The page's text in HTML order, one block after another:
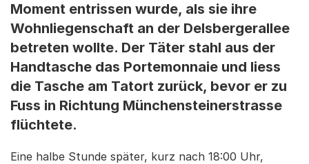
Moment entrissen wurde, als sie ihre
Wohnliegenschaft an der Delsbergerallee
betreten wollte. Der Täter stahl aus der
Handtasche das Portemonnaie und liess
die Tasche am Tatort zurück, bevor er zu
Fuss in Richtung Münchensteinerstrasse
flüchtete.
Eine halbe Stunde später, kurz nach 18:00 Uhr,